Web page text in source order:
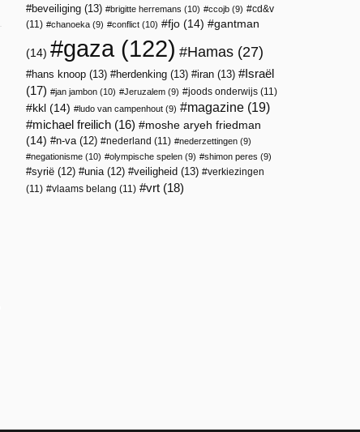
beveiliging (13) brigitte herremans (10) ccojb (9)
cd&v
(11)
chanoeka (9) conflict (10) fjo (14) gantman
(14) gaza(122) Hamas (27)
hans knoop (13) herdenking (13) iran (13)
Israël
(17)
jan jambon (10) Jeruzalem (9) joods onderwijs (11)
kkl (14) ludo van campenhout (9) magazine (19)
michael freilich (16)
moshe aryeh friedman
(14)
n-va(12) nederland (11) nederzettingen (9)
negationisme (10) olympische spelen (9) shimon peres (9)
syrië (12) unia(12) veiligheid (13)
verkiezingen
(11)
vlaams belang (11) vrt (18)